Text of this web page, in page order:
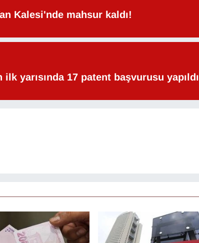
Kalesi'nde mahsur kaldı!
ilk yarısında 17 patent başvurusu yapıldı